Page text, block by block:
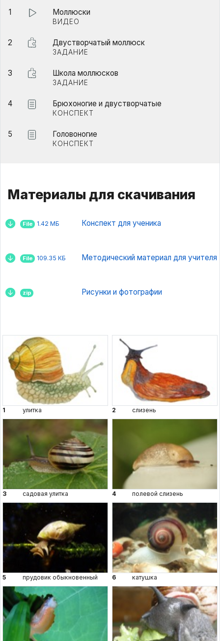
1 Моллюски
ВИДЕО
2 Двустворчатый моллюск
ЗАДАНИЕ
3 Школа моллюсков
ЗАДАНИЕ
4 Брюхоногие и двустворчатые
КОНСПЕКТ
5 Головоногие
КОНСПЕКТ
Материалы для скачивания
File 1.42 МБ Конспект для ученика
File 109.35 КБ Методический материал для учителя
zip Рисунки и фотографии
1 улитка 2 слизень
3 садовая улитка 4 полевой слизень
5 прудовик обыкновенный 6 катушка